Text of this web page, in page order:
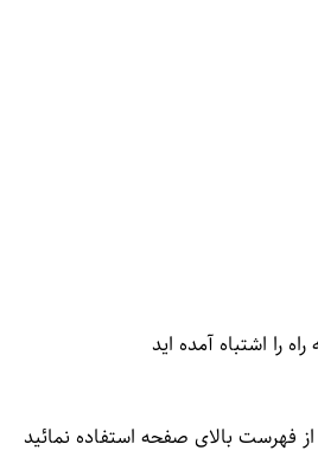
راه را اشتباه آمده اید
فهرست بالای صفحه استفاده نمائید